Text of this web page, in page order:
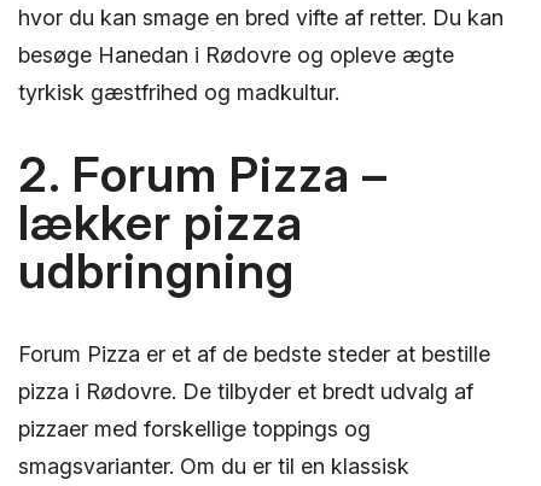
hvor du kan smage en bred vifte af retter. Du kan
besøge Hanedan i Rødovre og opleve ægte
tyrkisk gæstfrihed og madkultur.
2. Forum Pizza –
lækker pizza
udbringning
Forum Pizza er et af de bedste steder at bestille
pizza i Rødovre. De tilbyder et bredt udvalg af
pizzaer med forskellige toppings og
smagsvarianter. Om du er til en klassisk